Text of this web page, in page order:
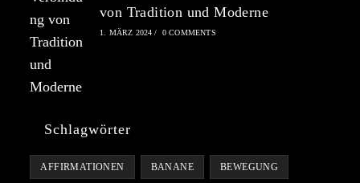
von Tradition und Moderne
1. MÄRZ 2024 / 0 COMMENTS
Schlagwörter
AFFIRMATIONEN BANANE BEWEGUNG